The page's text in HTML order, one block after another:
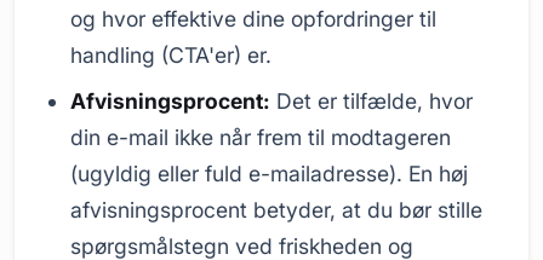
og hvor effektive dine opfordringer til
handling (CTA'er) er.
Afvisningsprocent: Det er tilfælde, hvor
din e-mail ikke når frem til modtageren
(ugyldig eller fuld e-mailadresse). En høj
afvisningsprocent betyder, at du bør stille
spørgsmålstegn ved friskheden og